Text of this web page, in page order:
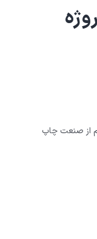
از صنعت چاپ